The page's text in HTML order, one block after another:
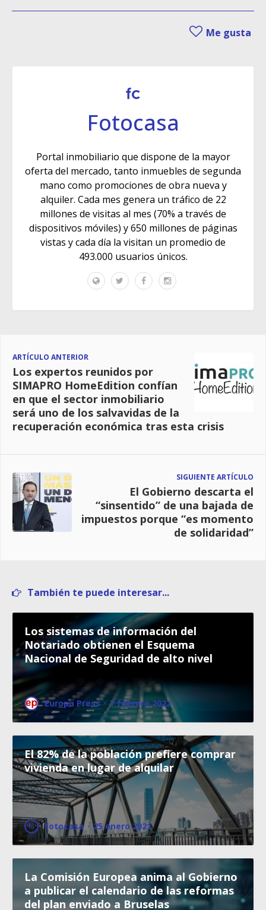
Me gusta
Fotocasa
Portal inmobiliario que dispone de la mayor
oferta del mercado, tanto inmuebles de segunda
mano como promociones de obra nueva y
alquiler. Cada mes genera un tráfico de 22
millones de visitas al mes (70% a través de
dispositivos móviles) y 650 millones de páginas
vistas y cada día la visitan un promedio de
493.000 usuarios únicos.
ARTÍCULO ANTERIOR
Los expertos reunidos por
SIMAPRO HomeEdition confían
en que el sector inmobiliario
será uno de los salvavidas de la
recuperación económica tras esta crisis
SIGUIENTE ARTÍCULO
El Gobierno descarta el
“sinsentido” de una bajada de
impuestos porque “es momento
de solidaridad”
También te puede interesar...
Los sistemas de información del
Notariado obtienen el Esquema
Nacional de Seguridad de alto nivel
Europa Press · 7 febrero 2022
El 82% de la población prefiere comprar
vivienda en lugar de alquilar
Fotocasa · 25 enero 2021
La Comisión Europea anima al Gobierno
a publicar el calendario de las reformas
del plan enviado a Bruselas